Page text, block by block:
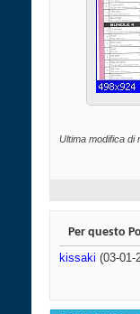
Ultima modifica di
Per questo
kissaki (03-01-